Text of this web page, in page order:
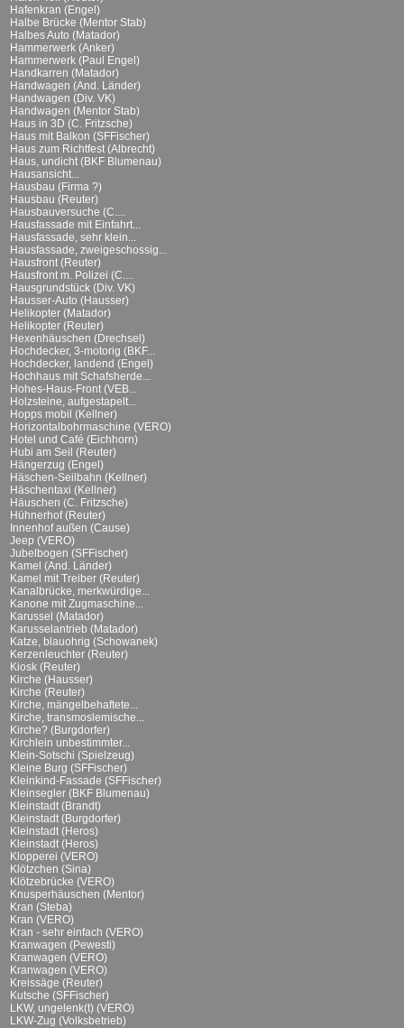
Hafenkran (Engel)
Halbe Brücke (Mentor Stab)
Halbes Auto (Matador)
Hammerwerk (Anker)
Hammerwerk (Paul Engel)
Handkarren (Matador)
Handwagen (And. Länder)
Handwagen (Div. VK)
Handwagen (Mentor Stab)
Haus in 3D (C. Fritzsche)
Haus mit Balkon (SFFischer)
Haus zum Richtfest (Albrecht)
Haus, undicht (BKF Blumenau)
Hausansicht...
Hausbau (Firma ?)
Hausbau (Reuter)
Hausbauversuche (C....
Hausfassade mit Einfahrt...
Hausfassade, sehr klein...
Hausfassade, zweigeschossig...
Hausfront (Reuter)
Hausfront m. Polizei (C....
Hausgrundstück (Div. VK)
Hausser-Auto (Hausser)
Helikopter (Matador)
Helikopter (Reuter)
Hexenhäuschen (Drechsel)
Hochdecker, 3-motorig (BKF...
Hochdecker, landend (Engel)
Hochhaus mit Schafsherde...
Hohes-Haus-Front (VEB...
Holzsteine, aufgestapelt...
Hopps mobil (Kellner)
Horizontalbohrmaschine (VERO)
Hotel und Café (Eichhorn)
Hubi am Seil (Reuter)
Hängerzug (Engel)
Häschen-Seilbahn (Kellner)
Häschentaxi (Kellner)
Häuschen (C. Fritzsche)
Hühnerhof (Reuter)
Innenhof außen (Cause)
Jeep (VERO)
Jubelbogen (SFFischer)
Kamel (And. Länder)
Kamel mit Treiber (Reuter)
Kanalbrücke, merkwürdige...
Kanone mit Zugmaschine...
Karussel (Matador)
Karusselantrieb (Matador)
Katze, blauohrig (Schowanek)
Kerzenleuchter (Reuter)
Kiosk (Reuter)
Kirche (Hausser)
Kirche (Reuter)
Kirche, mängelbehaftete...
Kirche, transmoslemische...
Kirche? (Burgdorfer)
Kirchlein unbestimmter...
Klein-Sotschi (Spielzeug)
Kleine Burg (SFFischer)
Kleinkind-Fassade (SFFischer)
Kleinsegler (BKF Blumenau)
Kleinstadt (Brandt)
Kleinstadt (Burgdorfer)
Kleinstadt (Heros)
Kleinstadt (Heros)
Klopperei (VERO)
Klötzchen (Sina)
Klötzebrücke (VERO)
Knusperhäuschen (Mentor)
Kran (Steba)
Kran (VERO)
Kran - sehr einfach (VERO)
Kranwagen (Pewesti)
Kranwagen (VERO)
Kranwagen (VERO)
Kreissäge (Reuter)
Kutsche (SFFischer)
LKW, ungelenk(t) (VERO)
LKW-Zug (Volksbetrieb)